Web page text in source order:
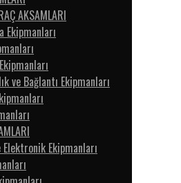
AKSAMLARI
Ekipmanları
ve Bağlantı Ekipmanları
Ekipmanları